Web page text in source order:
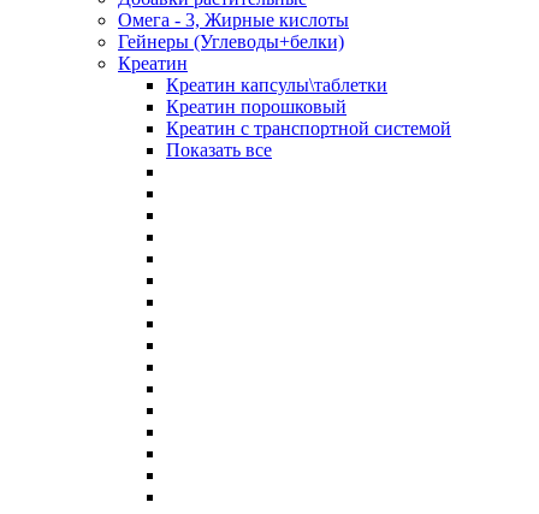
Омега - 3, Жирные кислоты
Гейнеры (Углеводы+белки)
Креатин
Креатин капсулы\таблетки
Креатин порошковый
Креатин с транспортной системой
Показать все